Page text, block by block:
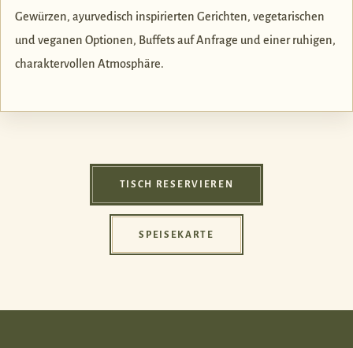
Gewürzen, ayurvedisch inspirierten Gerichten, vegetarischen
und veganen Optionen, Buffets auf Anfrage und einer ruhigen,
charaktervollen Atmosphäre.
TISCH RESERVIEREN
SPEISEKARTE